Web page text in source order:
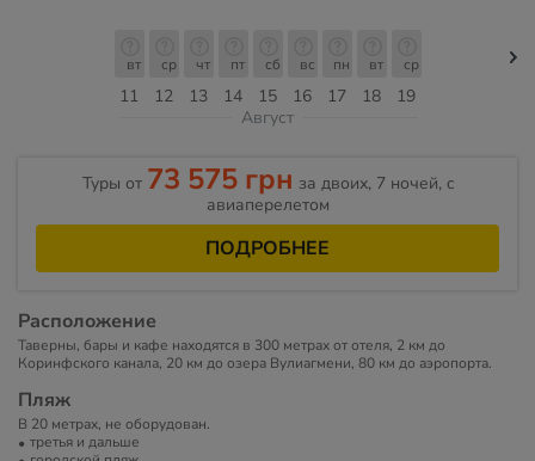
11
вт
12
ср
13
чт
14
пт
15
сб
16
вс
17
пн
18
вт
19
ср
Август
Туры от 73 575 грн за двоих, 7 ночей, c
авиаперелетом
ПОДРОБНЕЕ
Расположение
Таверны, бары и кафе находятся в 300 метрах от отеля, 2 км до
Коринфского канала, 20 км до озера Вулиагмени, 80 км до аэропорта.
Пляж
В 20 метрах, не оборудован.
третья и дальше